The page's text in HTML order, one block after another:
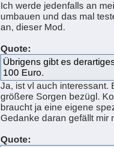
Ich werde jedenfalls an
umbauen und das mal
an, dieser Mod.
Quote:
Übrigens gibt es
100 Euro.
Ja, ist vl auch interessant.
größere Sorgen bezügl.
braucht ja eine eigene
Gedanke daran gefällt mir
Quote: